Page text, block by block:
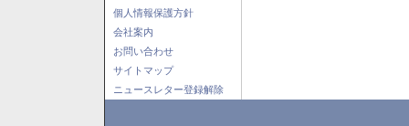
個人情報保護方針
会社案内
お問い合わせ
サイトマップ
ニュースレター登録解除